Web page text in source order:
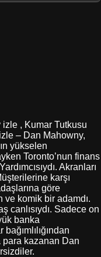
, Kumar Tutkusu
– Dan Mahowny,
yükselen
Toronto’nun finans
Akranları
karşı
göre
komik bir adamdı.
canlısıydı. Sadece on
banka
kazanan Dan